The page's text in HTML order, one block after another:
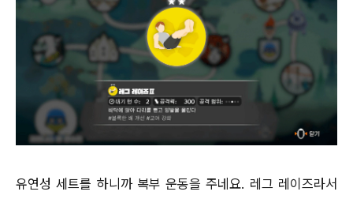
유연성 세트를 하니까 복부 운동을 주네요. 레그 레이즈라서